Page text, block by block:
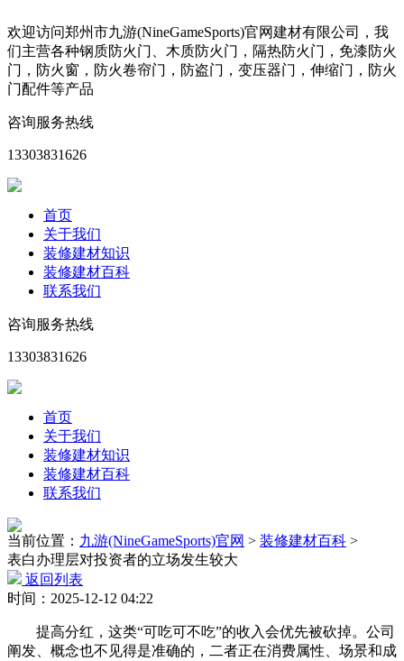
欢迎访问郑州市九游(NineGameSports)官网建材有限公司，我
们主营各种钢质防火门、木质防火门，隔热防火门，免漆防火
门，防火窗，防火卷帘门，防盗门，变压器门，伸缩门，防火
门配件等产品
咨询服务热线
13303831626
首页
关于我们
装修建材知识
装修建材百科
联系我们
咨询服务热线
13303831626
首页
关于我们
装修建材知识
装修建材百科
联系我们
当前位置： 九游(NineGameSports)官网 > 装修建材百科 >
表白办理层对投资者的立场发生较大
返回列表
时间：2025-12-12 04:22
提高分红，这类“可吃可不吃”的收入会优先被砍掉。公司
阐发、概念也不见得是准确的，二者正在消费属性、场景和成